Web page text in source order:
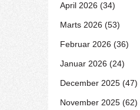
April 2026 (34)
Marts 2026 (53)
Februar 2026 (36)
Januar 2026 (24)
December 2025 (47)
November 2025 (62)